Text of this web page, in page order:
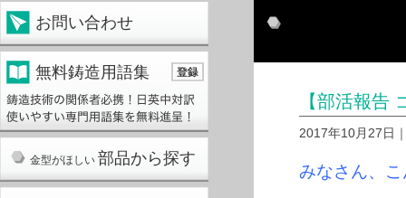
お問い合わせ
無料鋳造用語集
金型がほしい 部品から探す
【部活報告
2017年10月27日
みなさん、